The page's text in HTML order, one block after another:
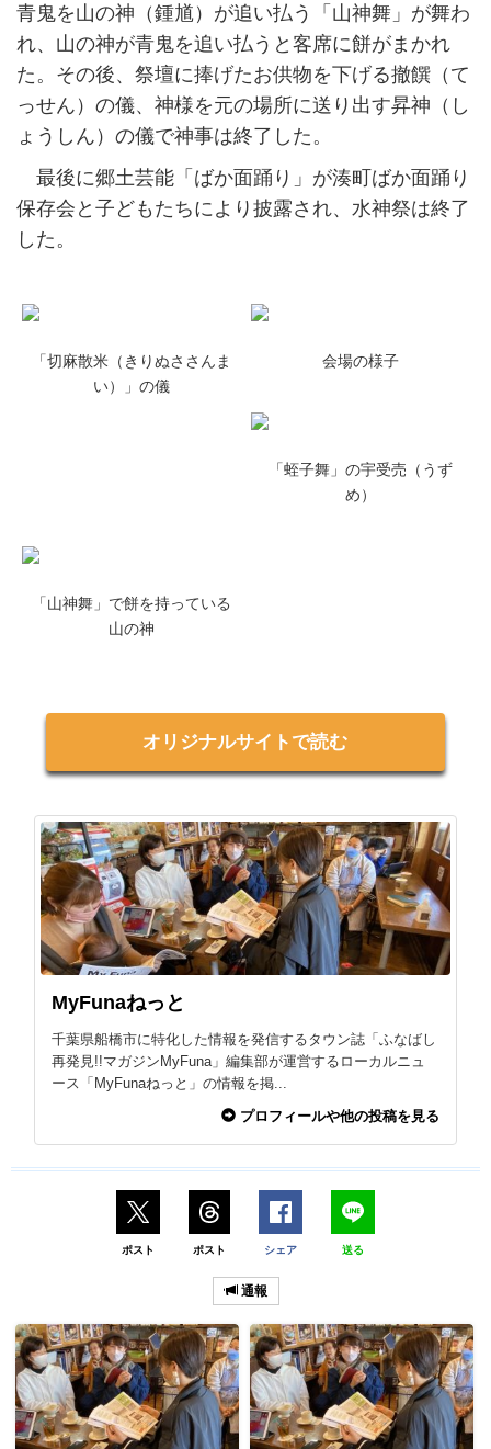
青鬼を山の神（鍾馗）が追い払う「山神舞」が舞わ
れ、山の神が青鬼を追い払うと客席に餅がまかれ
た。その後、祭壇に捧げたお供物を下げる撤饌（て
っせん）の儀、神様を元の場所に送り出す昇神（し
ょうしん）の儀で神事は終了した。
最後に郷土芸能「ばか面踊り」が湊町ばか面踊り
保存会と子どもたちにより披露され、水神祭は終了
した。
「切麻散米（きりぬささんま
い）」の儀
会場の様子
「蛭子舞」の宇受売（うず
め）
「山神舞」で餅を持っている
山の神
オリジナルサイトで読む
MyFunaねっと
千葉県船橋市に特化した情報を発信するタウン誌「ふなばし
再発見!!マガジンMyFuna」編集部が運営するローカルニュ
ース「MyFunaねっと」の情報を掲...
プロフィールや他の投稿を見る
ポスト ポスト シェア 送る
通報